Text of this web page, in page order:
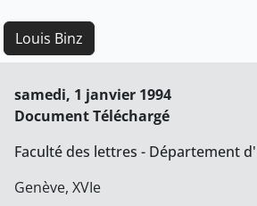
Louis Binz
samedi, 1 janvier 1994
Document Téléchargé
Faculté des lettres - Département
Genève, XVIe